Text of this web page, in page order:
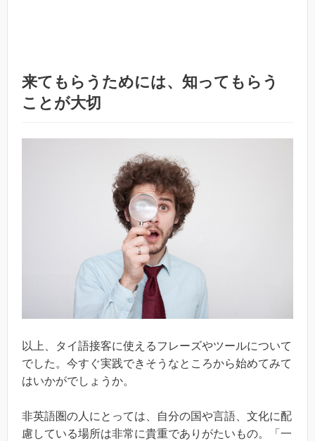
来てもらうためには、知ってもらう
ことが大切
以上、タイ語接客に使えるフレーズやツールについて
でした。今すぐ実践できそうなところから始めてみて
はいかがでしょうか。
非英語圏の人にとっては、自分の国や言語、文化に配
慮している場所は非常に貴重でありがたいもの。「一